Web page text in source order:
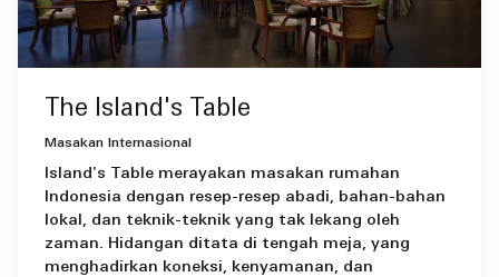
The Island's Table
Masakan Internasional
Island's Table merayakan masakan rumahan
Indonesia dengan resep-resep abadi, bahan-bahan
lokal, dan teknik-teknik yang tak lekang oleh
zaman. Hidangan ditata di tengah meja, yang
menghadirkan koneksi, kenyamanan, dan